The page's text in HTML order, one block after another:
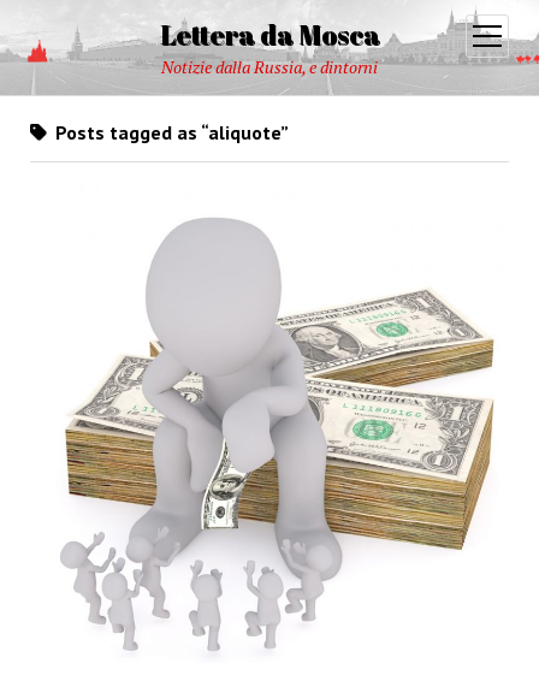
Lettera da Mosca
Notizie dalla Russia, e dintorni
open
menu
Posts tagged as “aliquote”